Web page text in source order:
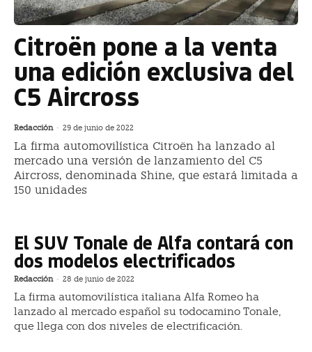
Citroën pone a la venta
una edición exclusiva del
C5 Aircross
Redacción - 29 de junio de 2022
La firma automovilística Citroën ha lanzado al
mercado una versión de lanzamiento del C5
Aircross, denominada Shine, que estará limitada a
150 unidades
El SUV Tonale de Alfa contará con
dos modelos electrificados
Redacción - 28 de junio de 2022
La firma automovilística italiana Alfa Romeo ha
lanzado al mercado español su todocamino Tonale,
que llega con dos niveles de electrificación.